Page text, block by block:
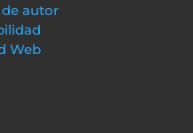
de autor
Web